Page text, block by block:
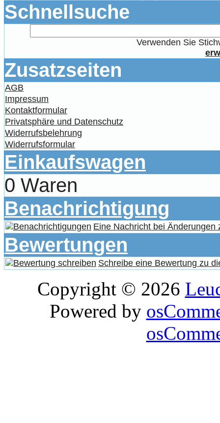
Schnellsuche
Verwenden Sie
Zusatzseiten
AGB
Impressum
Kontaktformular
Privatsphäre und Datenschutz
Widerrufsbelehrung
Widerrufsformular
Einkaufswagen
0 Waren
Benachrichtigung
Eine Nachricht bei Änderungen
Bewertungen
Schreibe eine Bewertung zu
Copyright © 2026
Powered by